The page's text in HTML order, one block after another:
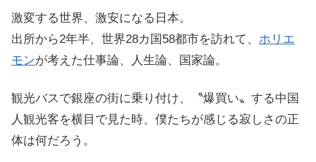
激変する世界、激安になる日本。
出所から2年半、世界28カ国58都市を訪れて、 ホリエ
モンが考えた仕事論、人生論、国家論。
観光バスで銀座の街に乗り付け、〝爆買い〟する中国
人観光客を横目で見た時、僕たちが感じる寂しさの正
体は何だろう。